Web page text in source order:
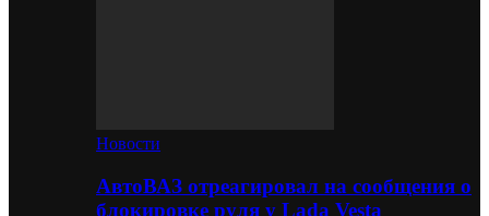
Новости
АвтоВАЗ отреагировал на сообщения о
блокировке руля у Lada Vesta